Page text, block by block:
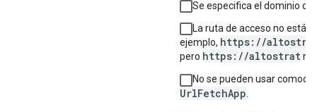
Se especifica el dominio
La ruta de acceso no está
ejemplo, https://
pero https://altostratno
No se pueden usar
UrlFetchApp